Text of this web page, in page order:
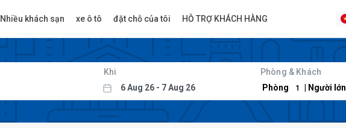
Nhiều khách sạn xe ô tô đặt chỗ của tôi HỖ TRỢ KHÁCH HÀNG
Khi
Phòng & Khách
Phòng
1 | Người lớn